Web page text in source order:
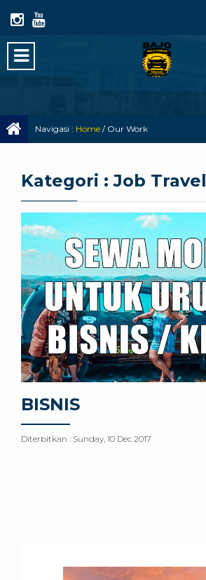
Navigasi : Home / Our Work
Kategori : Job Travel
BISNIS
Diterbitkan : Sunday, 10 Dec 2017